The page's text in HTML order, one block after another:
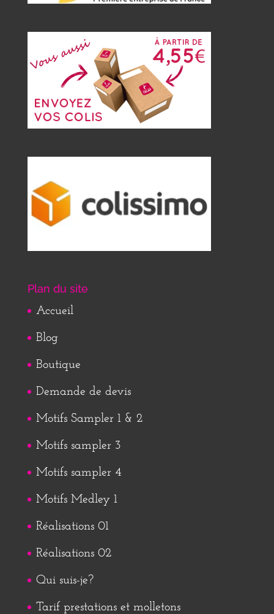
Plan du site
Accueil
Blog
Boutique
Demande de devis
Motifs Sampler 1 & 2
Motifs sampler 3
Motifs sampler 4
Motifs Medley 1
Réalisations 01
Réalisations 02
Qui suis-je?
Tarif prestations et molletons